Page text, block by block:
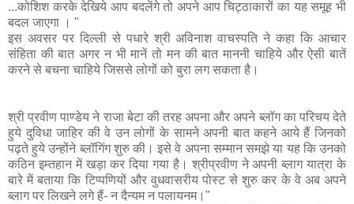
...कोशिश करके देखिये आप बदलेंगे तो अपने आप चिट्ठाकारों का यह समूह भी
बदल जाएगा । "
इस अवसर पर दिल्ली से पधारे श्री अविनाश वाचस्पति ने कहा कि आचार
संहिता की बात अगर न भी मानें तो मन की बात माननी चाहिये और ऐसी बातें
करने से बचना चाहिये जिससे लोगों को बुरा लग सकता है।
श्री प्रवीण पाण्डेय ने राजा बेटा की तरह अपना और अपने ब्लॉग का परिचय देते
हुये दुविधा जाहिर की वे उन लोगों के सामने अपनी बात कहने आये हैं जिनको
पढ़ते हुये उन्होंने ब्लॉगिंग शुरु की। इसे वे अपना सम्मान समझे या यह कि उनको
कठिन इम्तहान में खड़ा कर दिया गया है। श्रीप्रवीण ने अपनी ब्लाग यात्रा के
बारे में बताया कि टिप्पणियों और वुधवासरीय पोस्ट से शुरु कर के वे अब अपने
ब्लाग पर लिखने लगे हैं- न दैन्यम न पलायनम।"